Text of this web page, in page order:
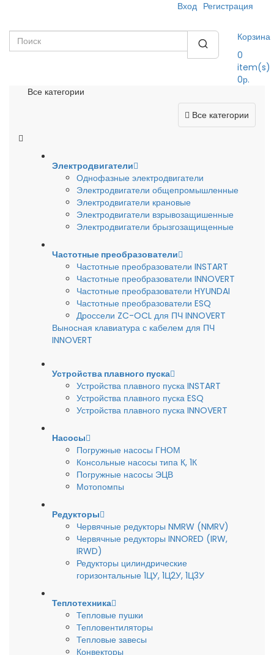
Вход Регистрация
Корзина
0
item(s)
0р.
Все категории
Все категории
Электродвигатели
Однофазные электродвигатели
Электродвигатели общепромышленные
Электродвигатели крановые
Электродвигатели взрывозащишенные
Электродвигатели брызгозащищенные
Частотные преобразователи
Частотные преобразователи INSTART
Частотные преобразователи INNOVERT
Частотные преобразователи HYUNDAI
Частотные преобразователи ESQ
Дроссели ZC-OCL для ПЧ INNOVERT
Выносная клавиатура с кабелем для ПЧ
INNOVERT
Устройства плавного пуска
Устройства плавного пуска INSTART
Устройства плавного пуска ESQ
Устройства плавного пуска INNOVERT
Насосы
Погружные насосы ГНОМ
Консольные насосы типа К, 1К
Погружные насосы ЭЦВ
Мотопомпы
Редукторы
Червячные редукторы NMRW (NMRV)
Червячные редукторы INNORED (IRW,
IRWD)
Редукторы цилиндрические
горизонтальные 1ЦУ, 1Ц2У, 1Ц3У
Теплотехника
Тепловые пушки
Тепловентиляторы
Тепловые завесы
Конвекторы